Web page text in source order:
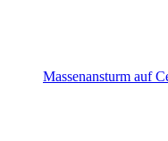
Massenansturm auf